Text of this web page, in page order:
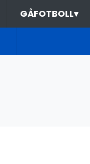
GÅFOTBOLL▾